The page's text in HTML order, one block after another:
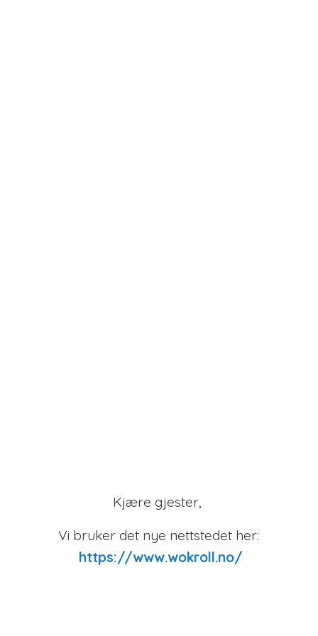
Kjære gjester,
Vi bruker det nye nettstedet her:
https://www.wokroll.no/